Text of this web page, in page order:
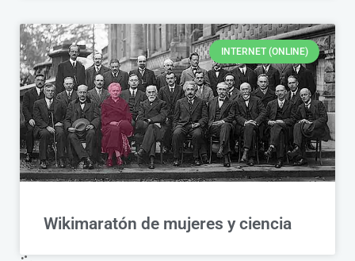
INTERNET (ONLINE)
Wikimaratón de mujeres y ciencia